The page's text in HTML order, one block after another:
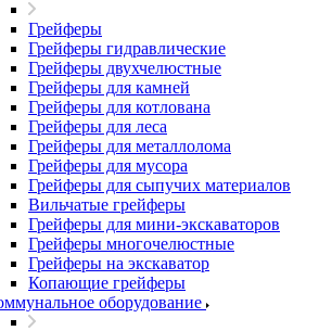
Грейферы
Грейферы гидравлические
Грейферы двухчелюстные
Грейферы для камней
Грейферы для котлована
Грейферы для леса
Грейферы для металлолома
Грейферы для мусора
Грейферы для сыпучих материалов
Вильчатые грейферы
Грейферы для мини-экскаваторов
Грейферы многочелюстные
Грейферы на экскаватор
Копающие грейферы
оборудование